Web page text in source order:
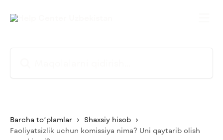
Barcha toʻplamlar
Shaxsiy hisob
Faoliyatsizlik uchun komissiya nima? Uni qaytarib olish